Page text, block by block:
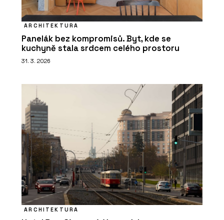
ARCHITEKTURA
Panelák bez kompromisů. Byt, kde se
kuchyně stala srdcem celého prostoru
31. 3. 2026
ARCHITEKTURA